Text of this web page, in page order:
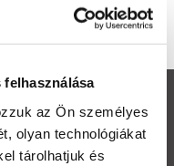
az Ön személyes
olyan technológiákat
tárolhatjuk és
amit keresel.